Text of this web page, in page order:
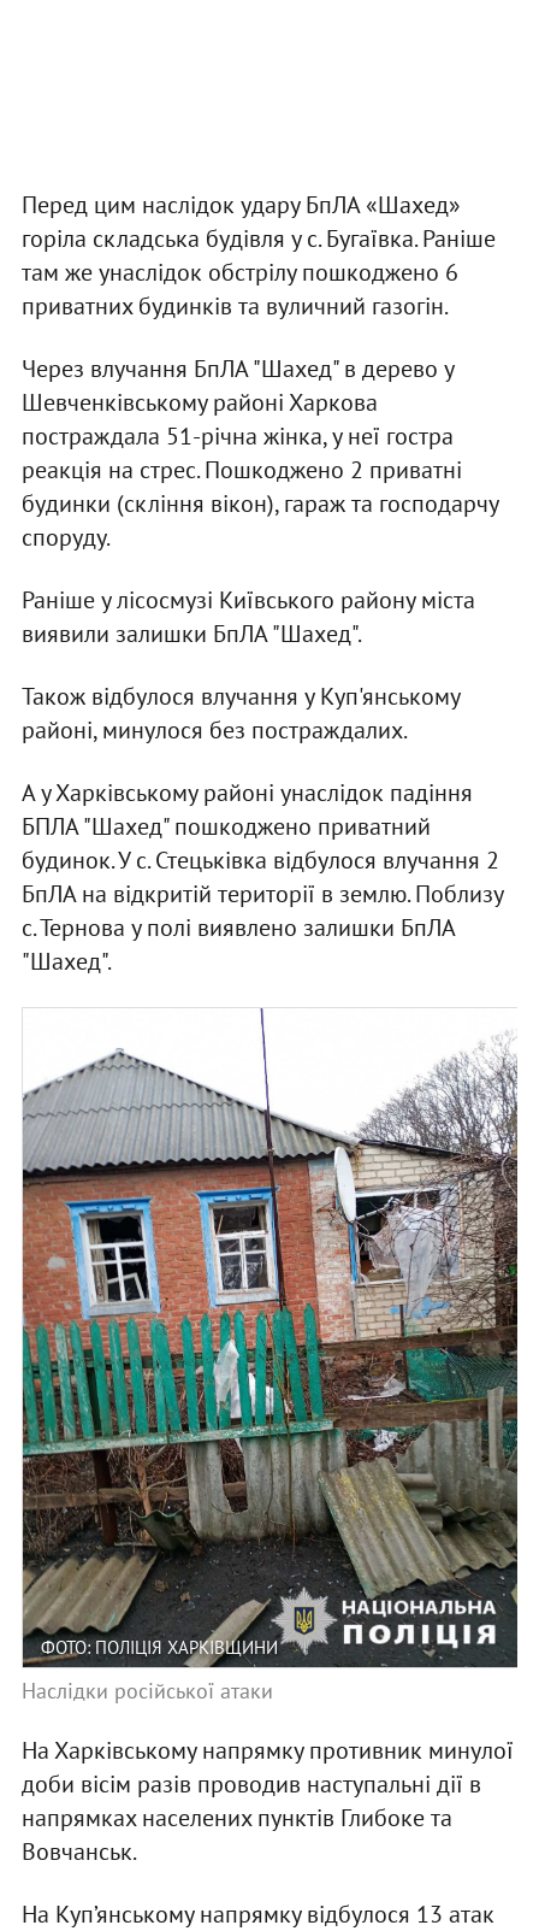
Перед цим наслідок удару БпЛА «Шахед»
горіла складська будівля у с. Бугаївка. Раніше
там же унаслідок обстрілу пошкоджено 6
приватних будинків та вуличний газогін.
Через влучання БпЛА "Шахед" в дерево у
Шевченківському районі Харкова
постраждала 51-річна жінка, у неї гостра
реакція на стрес. Пошкоджено 2 приватні
будинки (скління вікон), гараж та господарчу
споруду.
Раніше у лісосмузі Київського району міста
виявили залишки БпЛА "Шахед".
Також відбулося влучання у Куп'янському
районі, минулося без постраждалих.
А у Харківському районі унаслідок падіння
БПЛА "Шахед" пошкоджено приватний
будинок. У с. Стецьківка відбулося влучання 2
БпЛА на відкритій території в землю. Поблизу
с. Тернова у полі виявлено залишки БпЛА
"Шахед".
ФОТО: ПОЛІЦІЯ ХАРКІВЩИНИ
Наслідки російської атаки
На Харківському напрямку противник минулої
доби вісім разів проводив наступальні дії в
напрямках населених пунктів Глибоке та
Вовчанськ.
На Куп’янському напрямку відбулося 13 атак